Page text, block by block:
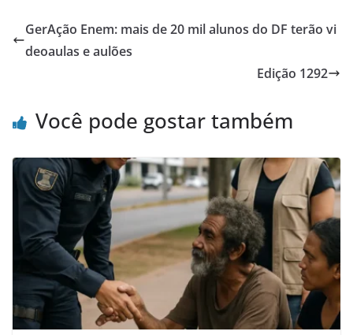
GerAção Enem: mais de 20 mil alunos do DF terão vi
deoaulas e aulões
Edição 1292
Você pode gostar também